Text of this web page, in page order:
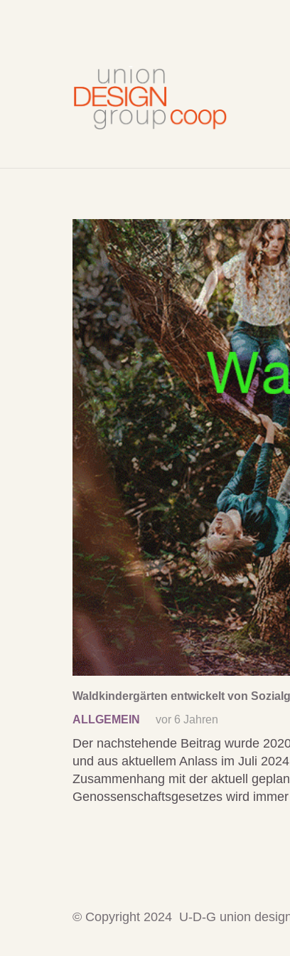
Waldkindergärten entwickelt von
ALLGEMEIN vor 6 Jahren
Der nachstehende Beitrag wurde
und aus aktuellem Anlass im Juli
Zusammenhang mit der aktuell
Genossenschaftsgesetzes wird
© Copyright 2024 U-D-G union